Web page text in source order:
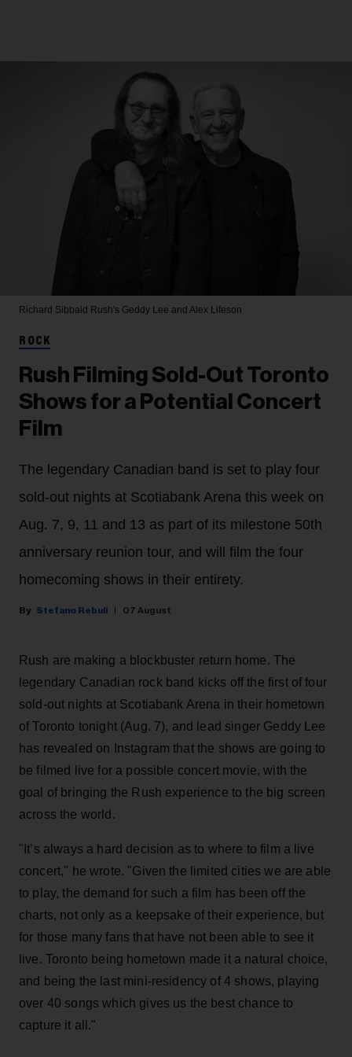
Richard Sibbald Rush's Geddy Lee and Alex Lifeson
ROCK
Rush Filming Sold-Out Toronto
Shows for a Potential Concert
Film
The legendary Canadian band is set to play four
sold-out nights at Scotiabank Arena this week on
Aug. 7, 9, 11 and 13 as part of its milestone 50th
anniversary reunion tour, and will film the four
homecoming shows in their entirety.
Stefano Rebuli 07 August
Rush are making a blockbuster return home. The
legendary Canadian rock band kicks off the first of four
sold-out nights at Scotiabank Arena in their hometown
of Toronto tonight (Aug. 7), and lead singer Geddy Lee
has revealed on Instagram that the shows are going to
be filmed live for a possible concert movie, with the
goal of bringing the Rush experience to the big screen
across the world.
"It’s always a hard decision as to where to film a live
concert," he wrote. "Given the limited cities we are able
to play, the demand for such a film has been off the
charts, not only as a keepsake of their experience, but
for those many fans that have not been able to see it
live. Toronto being hometown made it a natural choice,
and being the last mini-residency of 4 shows, playing
over 40 songs which gives us the best chance to
capture it all."